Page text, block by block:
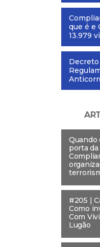
que é e
13.979
Decreto
Quando
porta
#205 |
Como
Com
Lugão